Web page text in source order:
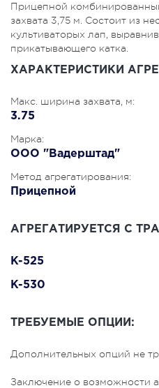
Прицепной
захвата 3,75 м. Состоит из
культиваторых лап,
прикатывающего катка.
ХАРАКТЕРИСТИКИ
Макс. ширина захвата, м:
3.75
Марка:
ООО "Вадерштад"
Метод агрегатирования:
Прицепной
АГРЕГАТИРУЕТСЯ С
K-525
K-530
ТРЕБУЕМЫЕ ОПЦИИ:
Дополнительных опций не
Заключение о возможности